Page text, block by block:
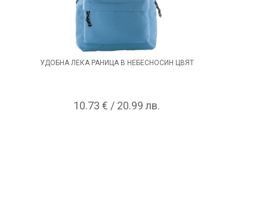
УДОБНА ЛЕКА РАНИЦА В НЕБЕСНОСИН ЦВЯТ
10.73 € / 20.99 лв.